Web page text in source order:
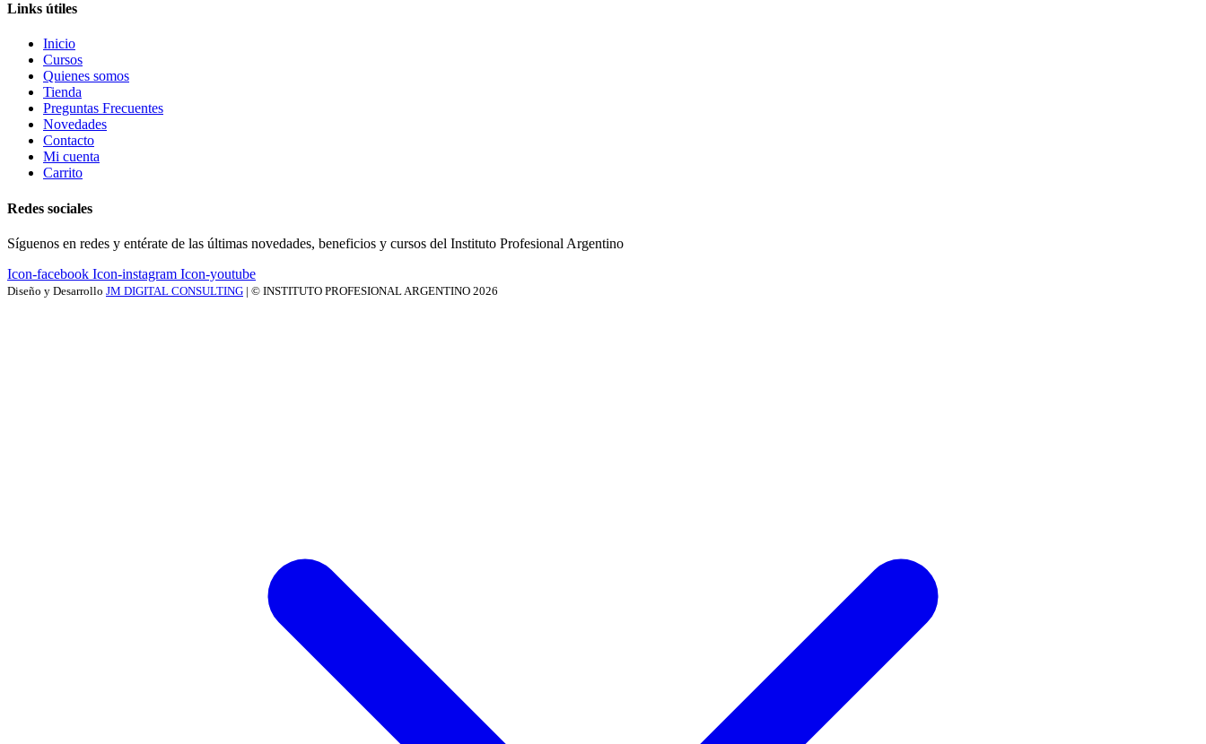
Links útiles
Inicio
Cursos
Quienes somos
Tienda
Preguntas Frecuentes
Novedades
Contacto
Mi cuenta
Carrito
Redes sociales
Síguenos en redes y entérate de las últimas novedades, beneficios y cursos del Instituto Profesional Argentino
Icon-facebook Icon-instagram Icon-youtube
Diseño y Desarrollo JM DIGITAL CONSULTING | © INSTITUTO PROFESIONAL ARGENTINO 2026